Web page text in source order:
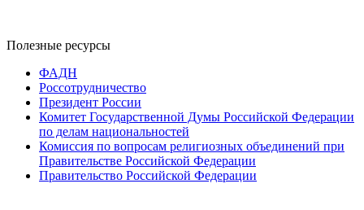
Полезные ресурсы
ФАДН
Россотрудничество
Президент России
Комитет Государственной Думы Российской Федерации
по делам национальностей
Комиссия по вопросам религиозных объединений при
Правительстве Российской Федерации
Правительство Российской Федерации